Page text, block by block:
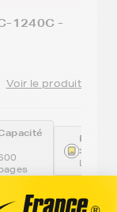
1240C -
Voir le produit
: